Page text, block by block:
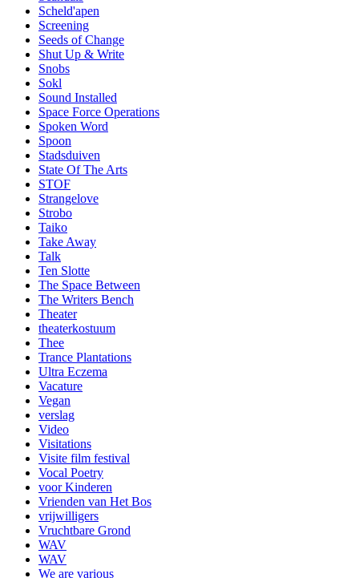
Scheld'apen
Screening
Seeds of Change
Shut Up & Write
Snobs
Sokl
Sound Installed
Space Force Operations
Spoken Word
Spoon
Stadsduiven
State Of The Arts
STOF
Strangelove
Strobo
Taiko
Take Away
Talk
Ten Slotte
The Space Between
The Writers Bench
Theater
theaterkostuum
Thee
Trance Plantations
Ultra Eczema
Vacature
Vegan
verslag
Video
Visitations
Visite film festival
Vocal Poetry
voor Kinderen
Vrienden van Het Bos
vrijwilligers
Vruchtbare Grond
WAV
WAV
We are various